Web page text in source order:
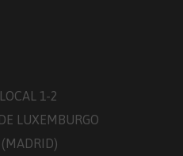
1-2
LUXEMBURGO